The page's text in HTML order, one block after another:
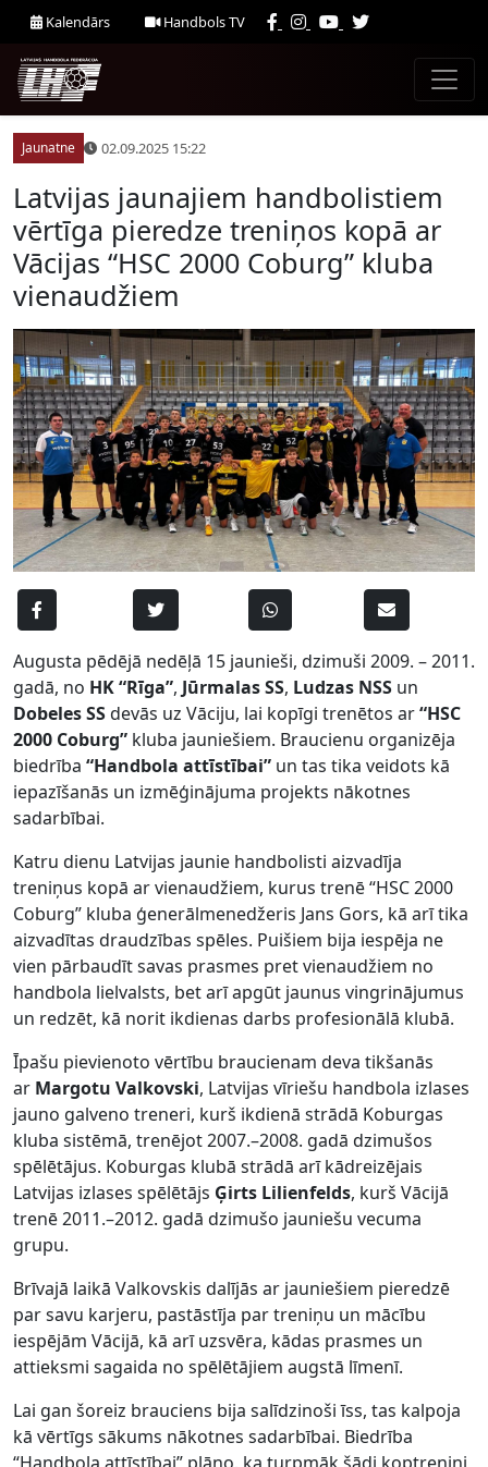
Kalendārs Handbols TV
Jaunatne 02.09.2025 15:22
Latvijas jaunajiem handbolistiem
vērtīga pieredze treniņos kopā ar
Vācijas “HSC 2000 Coburg” kluba
vienaudžiem
Augusta pēdējā nedēļā 15 jaunieši, dzimuši 2009. – 2011.
gadā, no HK “Rīga”, Jūrmalas SS, Ludzas NSS un
Dobeles SSdevās uz Vāciju, lai kopīgi trenētos ar“HSC
2000 Coburg” kluba jauniešiem. Braucienu organizēja
biedrība “Handbola attīstībai” un tas tika veidots kā
iepazīšanās un izmēģinājuma projekts nākotnes
sadarbībai.
Katru dienu Latvijas jaunie handbolisti aizvadīja
treniņus kopā ar vienaudžiem, kurus trenē “HSC 2000
Coburg” kluba ģenerālmenedžeris Jans Gors, kā arī tika
aizvadītas draudzības spēles. Puišiem bija iespēja ne
vien pārbaudīt savas prasmes pret vienaudžiem no
handbola lielvalsts, bet arī apgūt jaunus vingrinājumus
un redzēt, kā norit ikdienas darbs profesionālā klubā.
Īpašu pievienoto vērtību braucienam deva tikšanās
ar Margotu Valkovski, Latvijas vīriešu handbola izlases
jauno galveno treneri, kurš ikdienā strādā Koburgas
kluba sistēmā, trenējot 2007.–2008. gadā dzimušos
spēlētājus. Koburgas klubā strādā arī kādreizējais
Latvijas izlases spēlētājs Ģirts Lilienfelds, kurš Vācijā
trenē 2011.–2012. gadā dzimušo jauniešu vecuma
grupu.
Brīvajā laikā Valkovskis dalījās ar jauniešiem pieredzē
par savu karjeru, pastāstīja par treniņu un mācību
iespējām Vācijā, kā arī uzsvēra, kādas prasmes un
attieksmi sagaida no spēlētājiem augstā līmenī.
Lai gan šoreiz brauciens bija salīdzinoši īss, tas kalpoja
kā vērtīgs sākums nākotnes sadarbībai. Biedrība
“Handbola attīstībai” plāno, ka turpmāk šādi koptreniņi